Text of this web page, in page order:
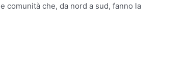
che, da nord a sud, fanno la